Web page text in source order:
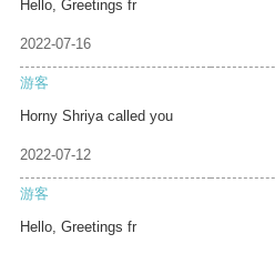
Hello, Greetings fr
2022-07-16
游客
Horny Shriya called you
2022-07-12
游客
Hello, Greetings fr